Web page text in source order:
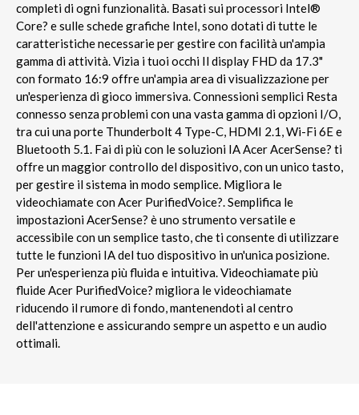
completi di ogni funzionalità. Basati sui processori Intel®
Core? e sulle schede grafiche Intel, sono dotati di tutte le
caratteristiche necessarie per gestire con facilità un'ampia
gamma di attività. Vizia i tuoi occhi Il display FHD da 17.3"
con formato 16:9 offre un'ampia area di visualizzazione per
un'esperienza di gioco immersiva. Connessioni semplici Resta
connesso senza problemi con una vasta gamma di opzioni I/O,
tra cui una porte Thunderbolt 4 Type-C, HDMI 2.1, Wi-Fi 6E e
Bluetooth 5.1. Fai di più con le soluzioni IA Acer AcerSense? ti
offre un maggior controllo del dispositivo, con un unico tasto,
per gestire il sistema in modo semplice. Migliora le
videochiamate con Acer PurifiedVoice?. Semplifica le
impostazioni AcerSense? è uno strumento versatile e
accessibile con un semplice tasto, che ti consente di utilizzare
tutte le funzioni IA del tuo dispositivo in un'unica posizione.
Per un'esperienza più fluida e intuitiva. Videochiamate più
fluide Acer PurifiedVoice? migliora le videochiamate
riducendo il rumore di fondo, mantenendoti al centro
dell'attenzione e assicurando sempre un aspetto e un audio
ottimali.